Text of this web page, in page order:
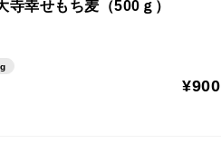
寺幸せもち麦（500ｇ）
¥900